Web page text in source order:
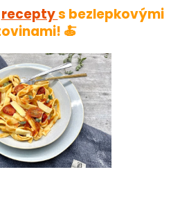
a
c
i
e
p
r
v
k
y
v
ý
p
i
v
a
n
e
receptys bezlepkovými
🍝